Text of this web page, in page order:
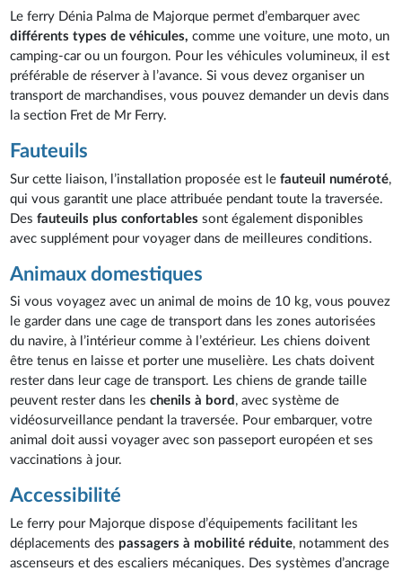
Le ferry Dénia Palma de Majorque permet d’embarquer avec
différents types de véhicules, comme une voiture, une moto, un
camping-car ou un fourgon. Pour les véhicules volumineux, il est
préférable de réserver à l’avance. Si vous devez organiser un
transport de marchandises, vous pouvez demander un devis dans
la section Fret de Mr Ferry.
Fauteuils
Sur cette liaison, l’installation proposée est lefauteuil numéroté,
qui vous garantit une place attribuée pendant toute la traversée.
Desfauteuils plus confortables sont également disponibles
avec supplément pour voyager dans de meilleures conditions.
Animaux domestiques
Si vous voyagez avec un animal de moins de 10 kg, vous pouvez
le garder dans une cage de transport dans les zones autorisées
du navire, à l’intérieur comme à l’extérieur. Les chiens doivent
être tenus en laisse et porter une muselière. Les chats doivent
rester dans leur cage de transport. Les chiens de grande taille
peuvent rester dans leschenils à bord , avec système de
vidéosurveillance pendant la traversée. Pour embarquer, votre
animal doit aussi voyager avec son passeport européen et ses
vaccinations à jour.
Accessibilité
Le ferry pour Majorque dispose d’équipements facilitant les
déplacements des passagers à mobilité réduite, notamment des
ascenseurs et des escaliers mécaniques. Des systèmes d’ancrage